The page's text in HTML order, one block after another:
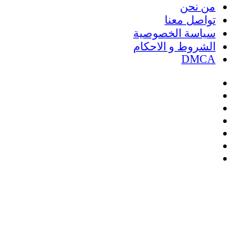
من نحن
تواصل معنا
سياسة الخصوصية
الشروط و الاحكام
DMCA